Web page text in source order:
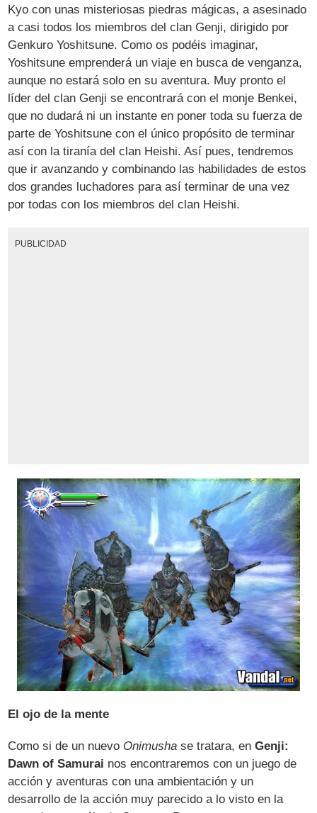
Kyo con unas misteriosas piedras mágicas, a asesinado
a casi todos los miembros del clan Genji, dirigido por
Genkuro Yoshitsune. Como os podéis imaginar,
Yoshitsune emprenderá un viaje en busca de venganza,
aunque no estará solo en su aventura. Muy pronto el
líder del clan Genji se encontrará con el monje Benkei,
que no dudará ni un instante en poner toda su fuerza de
parte de Yoshitsune con el único propósito de terminar
así con la tiranía del clan Heishi. Así pues, tendremos
que ir avanzando y combinando las habilidades de estos
dos grandes luchadores para así terminar de una vez
por todas con los miembros del clan Heishi.
PUBLICIDAD
El ojo de la mente
Como si de un nuevo Onimusha se tratara, enGenji:
Dawn of Samurai nos encontraremos con un juego de
acción y aventuras con una ambientación y un
desarrollo de la acción muy parecido a lo visto en la